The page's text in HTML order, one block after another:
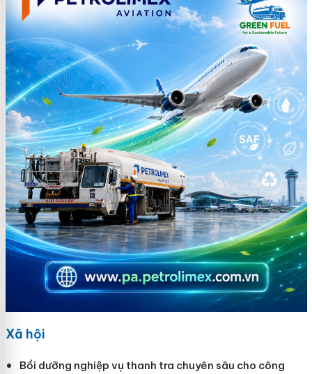
Xã hội
Bồi dưỡng nghiệp vụ thanh tra chuyên sâu cho công